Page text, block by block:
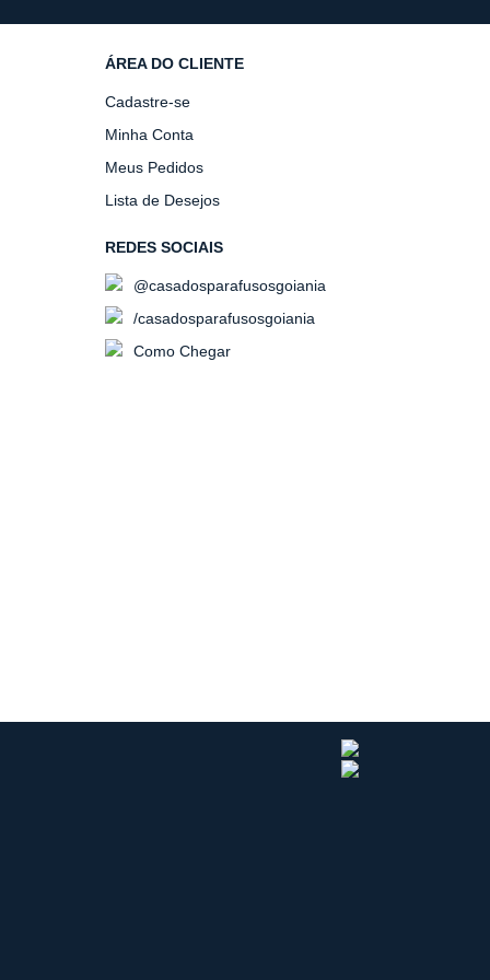
ÁREA DO CLIENTE
Cadastre-se
Minha Conta
Meus Pedidos
Lista de Desejos
REDES SOCIAIS
@casadosparafusosgoiania
/casadosparafusosgoiania
Como Chegar